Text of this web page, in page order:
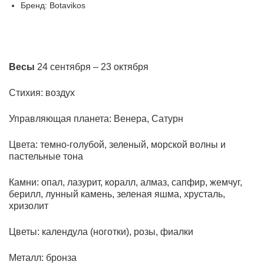
Бренд: Botavikos
Весы 24 сентября – 23 октября
Стихия: воздух
Управляющая планета: Венера, Сатурн
Цвета: темно-голубой, зеленый, морской волны и
пастельные тона
Камни: опал, лазурит, коралл, алмаз, сапфир, жемчуг,
берилл, лунный камень, зеленая яшма, хрусталь,
хризолит
Цветы: календула (ноготки), розы, фиалки
Металл: бронза